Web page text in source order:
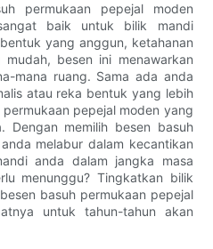
permukaan pepejal moden
baik untuk bilik mandi
yang anggun, ketahanan
besen ini menawarkan
mana ruang. Sama ada anda
atau reka bentuk yang lebih
pepejal moden yang
Dengan memilih besen basuh
melabur dalam kecantikan
anda dalam jangka masa
menunggu? Tingkatkan bilik
basuh permukaan pepejal
untuk tahun-tahun akan